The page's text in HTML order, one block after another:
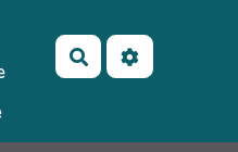
Rechercher